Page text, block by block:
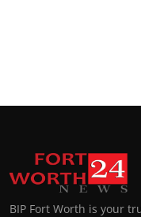
BIP Fort Worth is your